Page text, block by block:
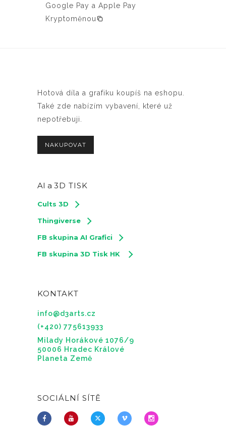
Google Pay a Apple Pay
Kryptoměnou
Hotová díla a grafiku koupíš na eshopu.
Také zde nabízím vybavení, které už
nepotřebuji.
NAKUPOVAT
AI a 3D TISK
Cults 3D
Thingiverse
FB skupina AI Grafici
FB skupina 3D Tisk HK
KONTAKT
info@d3arts.cz
(+420) 775613933
Milady Horákové 1076/9
50006 Hradec Králové
Planeta Země
SOCIÁLNÍ SÍTĚ